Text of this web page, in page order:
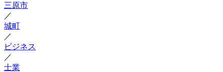
三原市
／
城町
／
ビジネス
／
士業